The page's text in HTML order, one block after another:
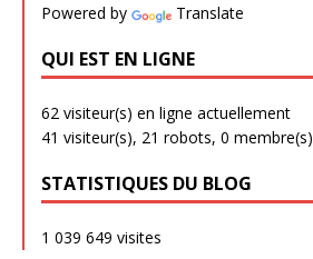
Powered by Translate
QUI EST EN LIGNE
62 visiteur(s) en ligne actuellement
41 visiteur(s), 21 robots, 0 membre(s)
STATISTIQUES DU BLOG
1 039 649 visites